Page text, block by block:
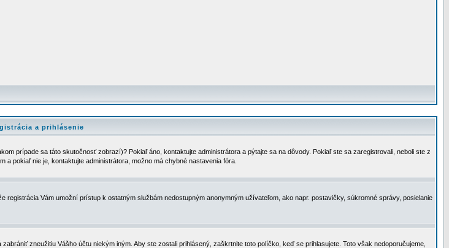
a prihlásenie
prípade sa táto skutočnosť zobrazí)? Pokiaľ áno, kontaktujte administrátora a pýtajte sa na dôvody. Pokiaľ ste sa zaregistrovali, neboli ste z
pokiaľ nie je, kontaktujte administrátora, možno má chybné nastavenia fóra.
Vám umožní prístup k ostatným službám nedostupným anonymným užívateľom, ako napr. postavičky, súkromné správy, posielanie
zabrániť zneužitiu Vášho účtu niekým iným. Aby ste zostali prihlásený, zaškrtnite toto políčko, keď se prihlasujete. Toto však nedoporučujeme,